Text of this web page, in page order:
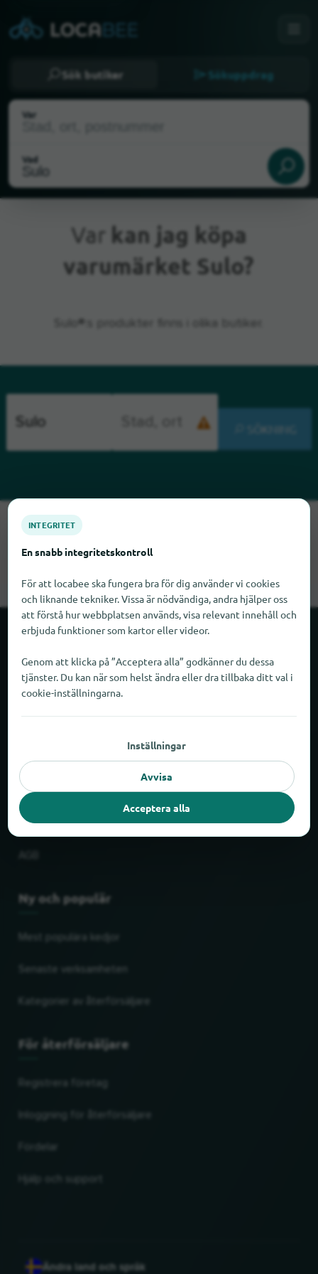
Sök butiker Sökuppdrag
Var
Vad
Nuvarande plats
Var kan jag köpa
varumärket Sulo?
Sulo®:s produkter finns i olika butiker.
SÖKNING
Tyvärr kan vi inte hitta Sulo just nu. Om du vet var Sulo finns
skulle vi bli glada om du meddelade oss det.
Om locabee
Fakta och siffror
Tryck
Skydd av personuppgifter
Ny och populär
Senaste verksamheten
Kategorier av återförsäljare
För återförsäljare
Inloggning för återförsäljare
Fördelar
Ändra land och språk
INTEGRITET
En snabb integritetskontroll
För att locabee ska fungera bra för dig använder vi cookies
och liknande tekniker. Vissa är nödvändiga, andra hjälper oss
att förstå hur webbplatsen används, visa relevant innehåll och
erbjuda funktioner som kartor eller videor.
Genom att klicka på ”Acceptera alla” godkänner du dessa
tjänster. Du kan när som helst ändra eller dra tillbaka ditt val i
cookie-inställningarna.
Inställningar
Avvisa
Acceptera alla